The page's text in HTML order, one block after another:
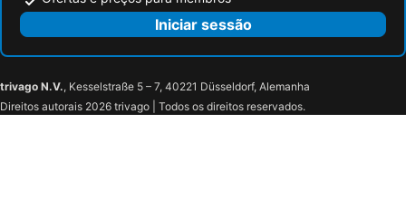
Iniciar sessão
trivago N.V., Kesselstraße 5 – 7, 40221 Düsseldorf, Alemanha
Direitos autorais 2026 trivago | Todos os direitos reservados.